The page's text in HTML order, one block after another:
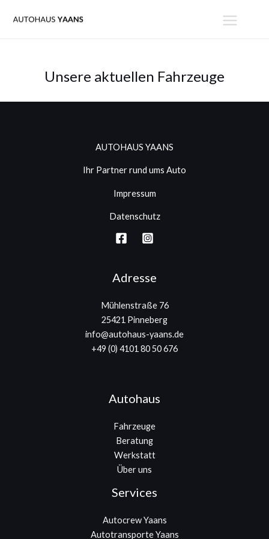
Inhalt
Unsere aktuellen Fahrzeuge
AUTOHAUS YAANS
Ihr Partner rund ums Auto
Impressum
Datenschutz
Adresse
Mühlenstraße 76
25421 Pinneberg
info@autohaus-yaans.de
+49 (0) 4101 80 50 676
Autohaus
Fahrzeuge
Beratung
Werkstatt
Über uns
Services
Autocrew Yaans
Autotransporte Yaans